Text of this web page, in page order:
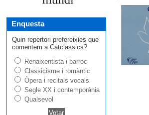
Enquesta
Quin repertori prefereixies que
comentem a Catclassics?
Renaixentista i barroc
Classicisme i romàntic
Òpera i recitals vocals
Segle XX i contemporània
Qualsevol